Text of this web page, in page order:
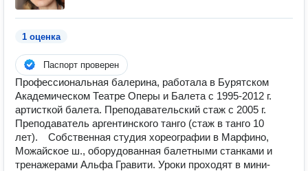
1 оценка
Паспорт проверен
Профессиональная балерина, работала в Бурятском
Академическом Театре Оперы и Балета с 1995-2012 г.
артисткой балета. Преподавательский стаж с 2005 г.
Преподаватель аргентинского танго (стаж в танго 10
лет).⠀ Собственная студия хореографии в Марфино,
Можайское ш., оборудованная балетными станками и
тренажерами Альфа Гравити. Уроки проходят в мини-